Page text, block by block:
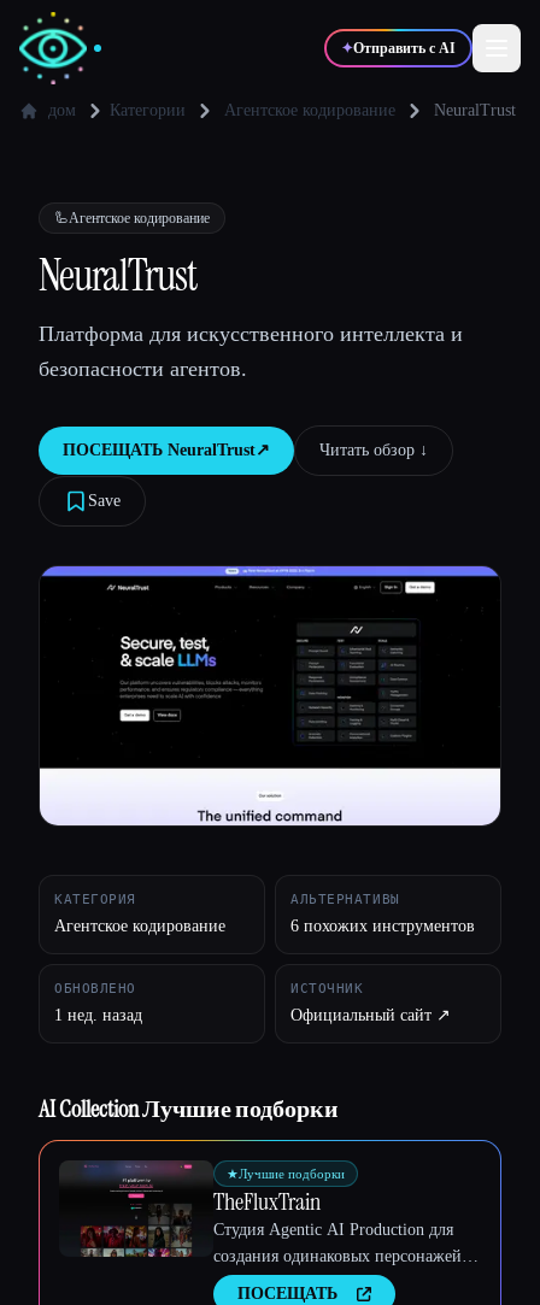
✦Отправить с AI
💻 Разработчики
🎓Студенты 🎬Креаторы
Блог
Сравнить инструменты
Все категории
дом Категории Агентское кодирование NeuralTrust
🦾Агентское кодирование
NeuralTrust
Платформа для искусственного интеллекта и
безопасности агентов.
ПОСЕЩАТЬ NeuralTrust↗︎ Читать обзор ↓︎
Save
КАТЕГОРИЯ
Агентское кодирование
АЛЬТЕРНАТИВЫ
6 похожих инструментов
ОБНОВЛЕНО
1 нед. назад
ИСТОЧНИК
Официальный сайт ↗︎
AI Collection Лучшие подборки
★Лучшие подборки
TheFluxTrain
Студия Agentic AI Production для
создания одинаковых персонажей,
рабочих процессов и видео
ПОСЕЩАТЬ